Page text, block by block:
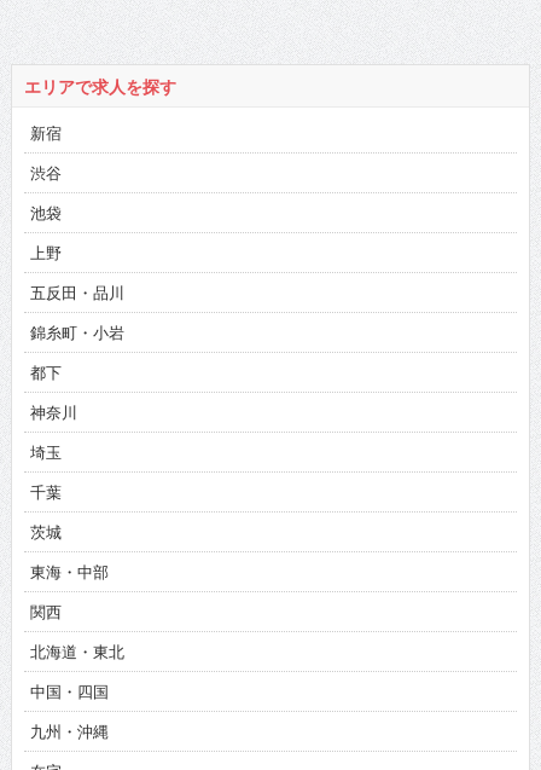
エリアで求人を探す
新宿
渋谷
池袋
上野
五反田・品川
錦糸町・小岩
都下
神奈川
埼玉
千葉
茨城
東海・中部
関西
北海道・東北
中国・四国
九州・沖縄